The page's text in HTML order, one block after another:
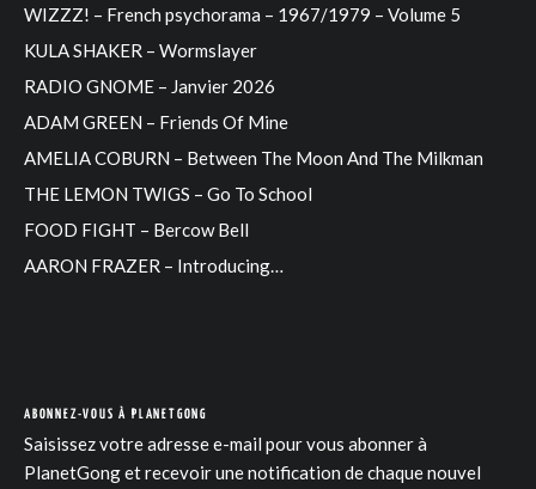
WIZZZ! – French psychorama – 1967/1979 – Volume 5
KULA SHAKER – Wormslayer
RADIO GNOME – Janvier 2026
ADAM GREEN – Friends Of Mine
AMELIA COBURN – Between The Moon And The Milkman
THE LEMON TWIGS – Go To School
FOOD FIGHT – Bercow Bell
AARON FRAZER – Introducing…
ABONNEZ-VOUS À PLANETGONG
Saisissez votre adresse e-mail pour vous abonner à
PlanetGong et recevoir une notification de chaque nouvel